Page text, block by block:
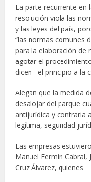
La parte recurrente en
resolución viola las
y las leyes del país,
“las normas comunes
para la elaboración de
agotar el
dicen– el principio a la
Alegan que la medida
desalojar del parque
antijurídica y contraria
legítima, seguridad
Las empresas
Manuel Fermín Cabral,
Cruz Álvarez, quienes